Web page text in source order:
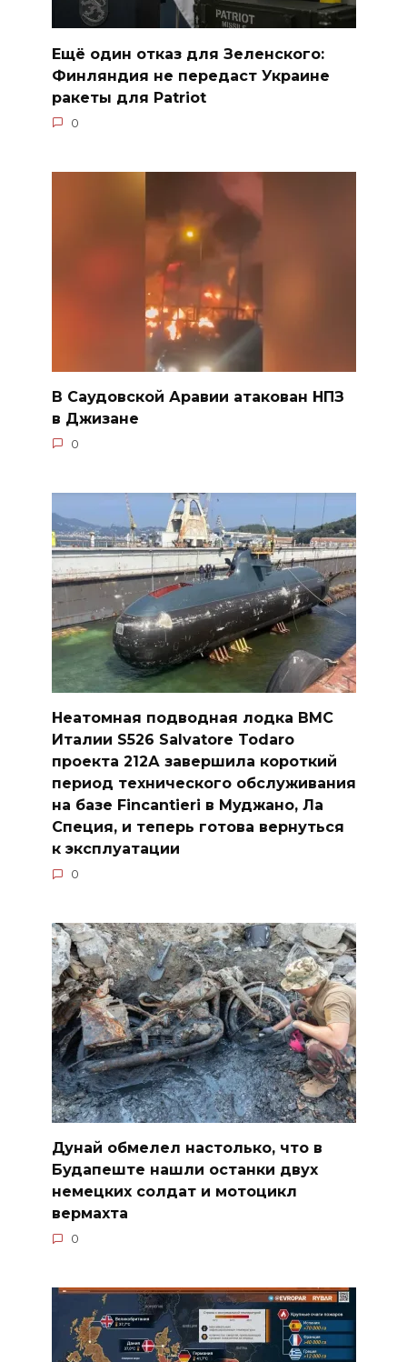
Ещё один отказ для Зеленского:
Финляндия не передаст Украине
ракеты для Patriot
0
В Саудовской Аравии атакован НПЗ
в Джизане
0
Неатомная подводная лодка ВМС
Италии S526 Salvatore Todaro
проекта 212А завершила короткий
период технического обслуживания
на базе Fincantieri в Муджано, Ла
Специя, и теперь готова вернуться
к эксплуатации
0
Дунай обмелел настолько, что в
Будапеште нашли останки двух
немецких солдат и мотоцикл
вермахта
0